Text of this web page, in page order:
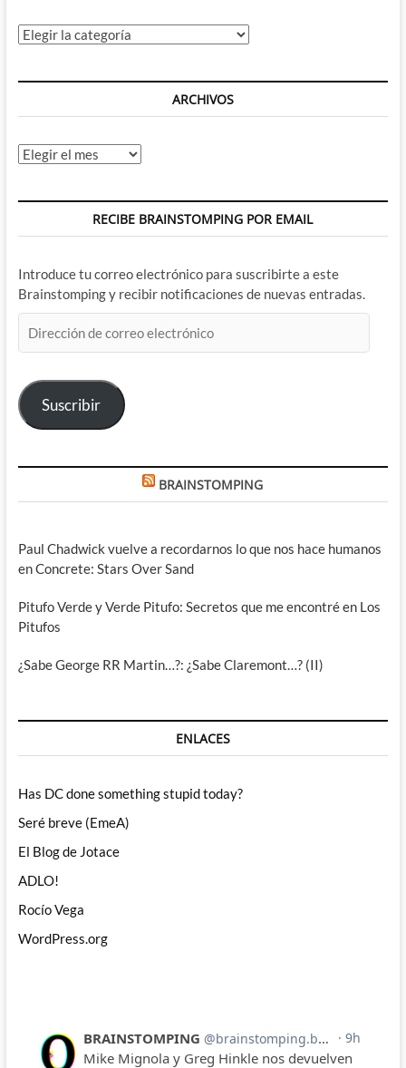
Categorías
ARCHIVOS
Archivos
RECIBE BRAINSTOMPING POR EMAIL
Introduce tu correo electrónico para suscribirte a este
Brainstomping y recibir notificaciones de nuevas entradas.
de
electrónico
Suscribir
BRAINSTOMPING
Paul Chadwick vuelve a recordarnos lo que nos hace humanos
en Concrete: Stars Over Sand
Pitufo Verde y Verde Pitufo: Secretos que me encontré en Los
Pitufos
¿Sabe George RR Martin…?: ¿Sabe Claremont…? (II)
ENLACES
Has DC done something stupid today?
Seré breve (EmeA)
El Blog de Jotace
ADLO!
Rocío Vega
WordPress.org